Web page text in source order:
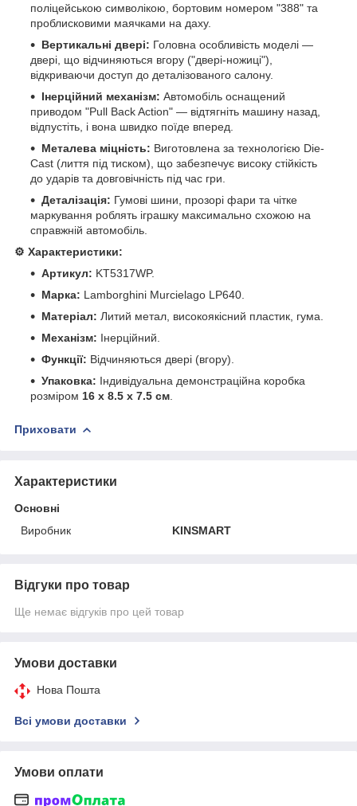
поліцейською символікою, бортовим номером "388" та
проблисковими маячками на даху.
Вертикальні двері: Головна особливість моделі —
двері, що відчиняються вгору ("двері-ножиці"),
відкриваючи доступ до деталізованого салону.
Інерційний механізм: Автомобіль оснащений
приводом "Pull Back Action" — відтягніть машину назад,
відпустіть, і вона швидко поїде вперед.
Металева міцність: Виготовлена за технологією Die-
Cast (лиття під тиском), що забезпечує високу стійкість
до ударів та довговічність під час гри.
Деталізація: Гумові шини, прозорі фари та чітке
маркування роблять іграшку максимально схожою на
справжній автомобіль.
⚙️ Характеристики:
Артикул: KT5317WP.
Марка: Lamborghini Murcielago LP640.
Матеріал: Литий метал, високоякісний пластик, гума.
Механізм: Інерційний.
Функції: Відчиняються двері (вгору).
Упаковка: Індивідуальна демонстраційна коробка
розміром 16 х 8.5 х 7.5 см
Приховати
Характеристики
Основні
Виробник
KINSMART
Відгуки про товар
Ще немає відгуків про цей товар
Умови доставки
Нова Пошта
Всі умови доставки
Умови оплати